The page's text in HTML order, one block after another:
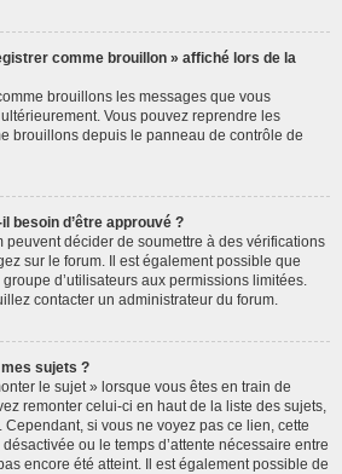
comme brouillon » affiché lors de la
brouillons les messages que vous
Vous pouvez reprendre les
brouillons depuis le panneau de contrôle de
besoin d’être approuvé ?
peuvent décider de soumettre à des vérifications
sur le forum. Il est également possible que
d’utilisateurs aux permissions limitées.
contacter un administrateur du forum.
sujets ?
le sujet » lorsque vous êtes en train de
remonter celui-ci en haut de la liste des sujets,
si vous ne voyez pas ce lien, cette
ou le temps d’attente nécessaire entre
encore été atteint. Il est également possible de